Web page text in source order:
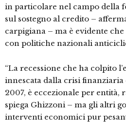
in particolare nel campo della
sul sostegno al credito –
carpigiana – ma è evidente
con politiche nazionali
“La recessione che ha colpito
innescata dalla crisi finanziaria
2007, è eccezionale per entità,
spiega Ghizzoni – ma gli altri
interventi economici pur